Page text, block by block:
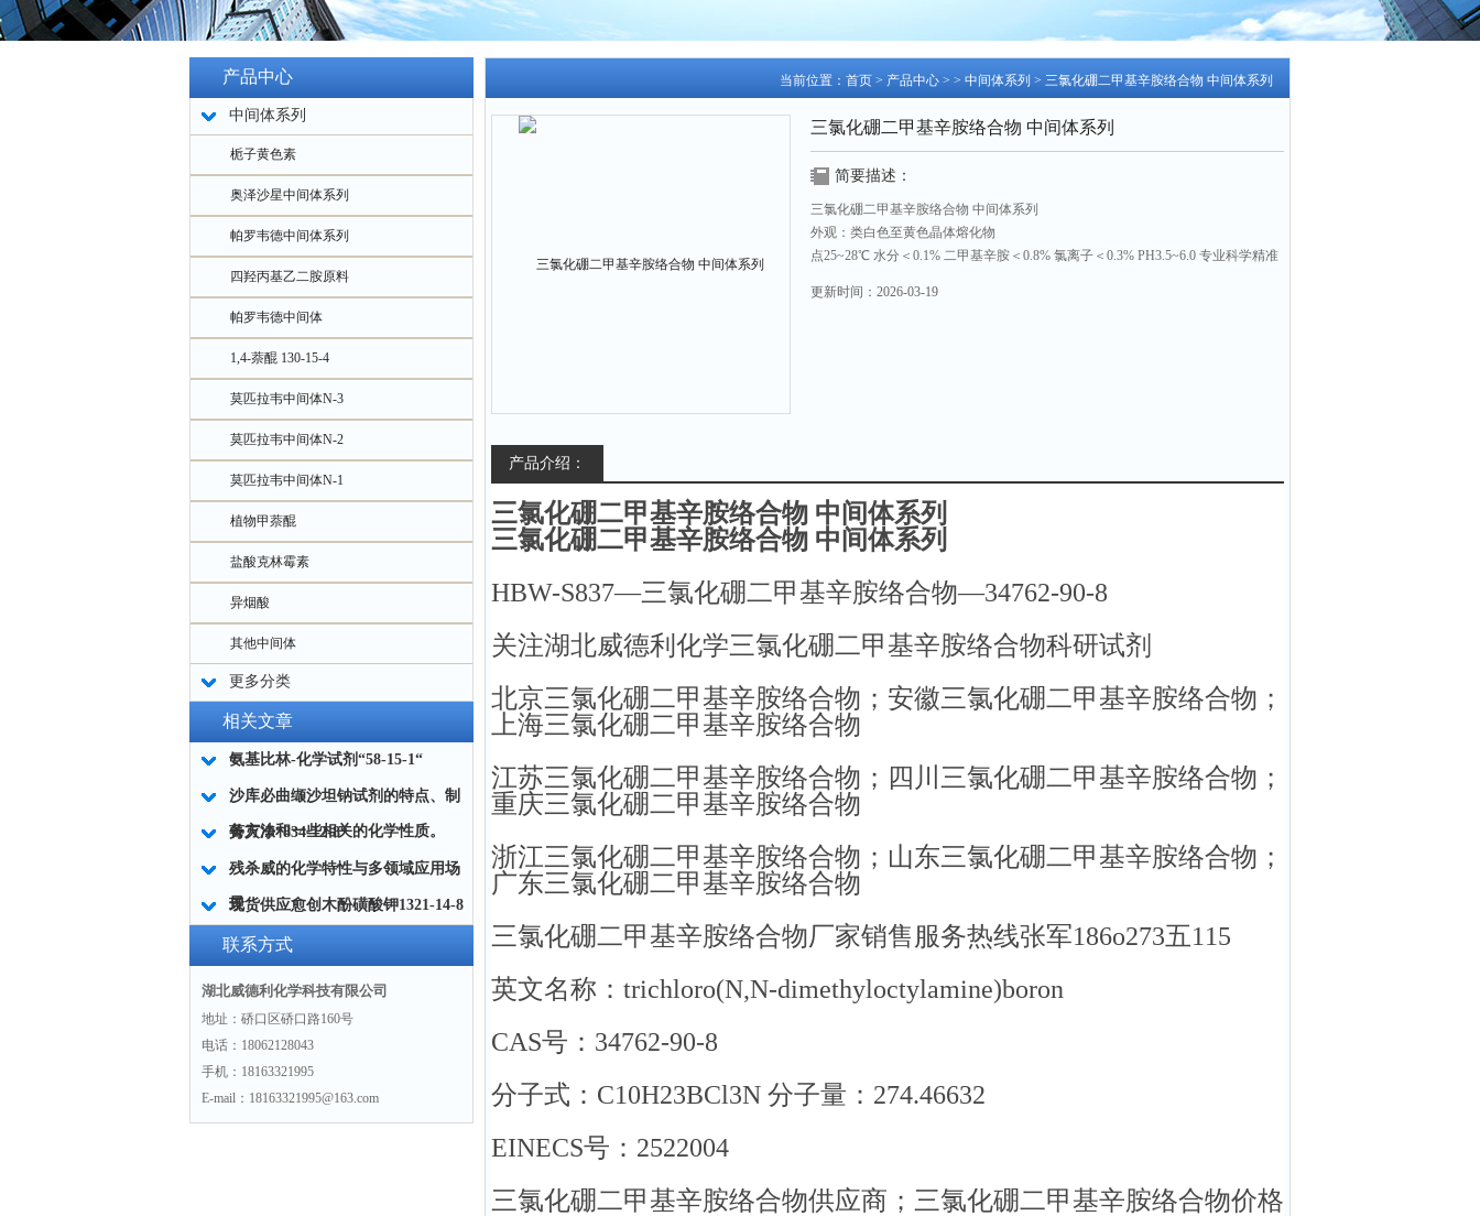
产品中心
中间体系列
栀子黄色素
奥泽沙星中间体系列
帕罗韦德中间体系列
四羟丙基乙二胺原料
帕罗韦德中间体
1,4-萘醌 130-15-4
莫匹拉韦中间体N-3
莫匹拉韦中间体N-2
莫匹拉韦中间体N-1
植物甲萘醌
盐酸克林霉素
异烟酸
其他中间体
更多分类
相关文章
氨基比林-化学试剂“58-15-1“
沙库必曲缬沙坦钠试剂的特点、制
备方法和一些相关的化学性质。
莠灭净“834-12-8“
残杀威的化学特性与多领域应用场
景
现货供应愈创木酚磺酸钾1321-14-8
联系方式
湖北威德利化学科技有限公司
地址：硚口区硚口路160号
电话：18062128043
手机：18163321995
E-mail：18163321995@163.com
当前位置： 首页 > 产品中心 > > 中间体系列 > 三氯化硼二甲基辛胺络合物 中间体系列
三氯化硼二甲基辛胺络合物 中间体系列
简要描述：
三氯化硼二甲基辛胺络合物 中间体系列
外观：类白色至黄色晶体熔化物
点25~28℃ 水分＜0.1% 二甲基辛胺＜0.8% 氯离子＜0.3% PH3.5~6.0 专业科学精准
作用 现货用于出口、科研试剂生产等领域
更新时间： 2026-03-19
产品介绍：
三氯化硼二甲基辛胺络合物 中间体系列
三氯化硼二甲基辛胺络合物 中间体系列
HBW-S837—三氯化硼二甲基辛胺络合物—34762-90-8
关注湖北威德利化学三氯化硼二甲基辛胺络合物科研试剂
北京三氯化硼二甲基辛胺络合物；安徽三氯化硼二甲基辛胺络合物；
上海三氯化硼二甲基辛胺络合物
江苏三氯化硼二甲基辛胺络合物；四川三氯化硼二甲基辛胺络合物；
重庆三氯化硼二甲基辛胺络合物
浙江三氯化硼二甲基辛胺络合物；山东三氯化硼二甲基辛胺络合物；
广东三氯化硼二甲基辛胺络合物
三氯化硼二甲基辛胺络合物厂家销售服务热线张军186o273五115
英文名称：trichloro(N,N-dimethyloctylamine)boron
CAS号：34762-90-8
分子式：C10H23BCl3N 分子量：274.46632
EINECS号：2522004
三氯化硼二甲基辛胺络合物供应商；三氯化硼二甲基辛胺络合物价格